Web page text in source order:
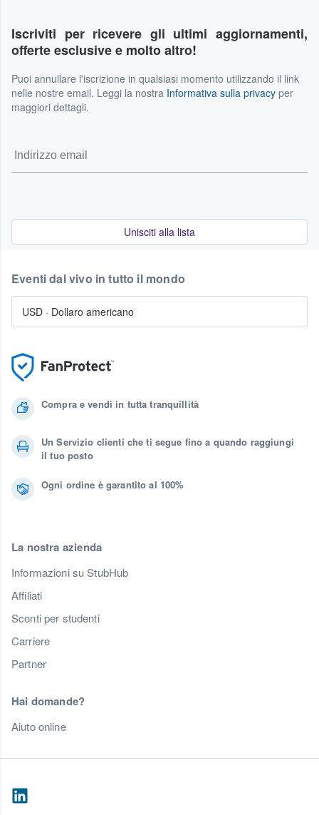
Iscriviti per ricevere gli ultimi aggiornamenti,
offerte esclusive e molto altro!
Puoi annullare l'iscrizione in qualsiasi momento utilizzando il link
nelle nostre email. Leggi la nostra Informativa sulla privacy per
maggiori dettagli.
Unisciti alla lista
Compra e vendi in tutta tranquillità
Un Servizio clienti che ti segue fino a quando raggiungi
il tuo posto
Ogni ordine è garantito al 100%
La nostra azienda
Informazioni su StubHub
Affiliati
Sconti per studenti
Carriere
Partner
Hai domande?
Aiuto online
Eventi dal vivo in tutto il mondo
USD · Dollaro americano